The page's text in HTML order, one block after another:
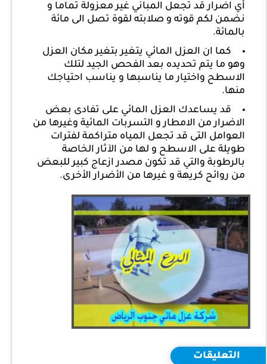
أي اضرار قد تجعل المباني غير معزولة تماما و
نضمن لكم قوته و صلابته لقوة تصل الى مائة
بالمائة.
كما ان العزل المائي يتغير بتغير مكان العزل
وهو ما يتم تحديده بعد الفحص الجيد لتلك
الاسطح واختيار ما يناسبها و يناسب احتياجك
منها.
قد يساعدك العزل المائي على تفادى بعض
الاضرار من الامطار و التسربات المائية وغيرها من
العوامل التى قد تجعل المياه متراكمة لفترات
طويلة على الاسطح و لها من الآثار الخاصة
بالرطوبة والتي قد تكون مصدر ازعاج كبير للبعض
من روائح كريهة و غيرها من الأضرار الأخرى.
التعليقات